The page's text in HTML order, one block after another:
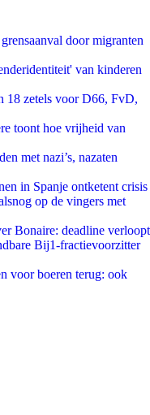
door migranten
van kinderen
18 zetels voor D66, FvD,
toont hoe vrijheid van
met nazi’s, nazaten
in Spanje ontketent crisis
op de vingers met
Bonaire: deadline verloopt
Bij1-fractievoorzitter
voor boeren terug: ook